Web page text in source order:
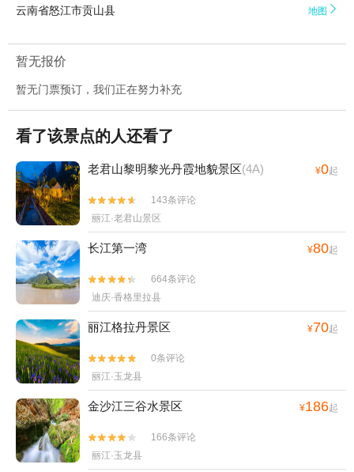
云南省怒江市贡山县 地图 
暂无报价
暂无门票预订，我们正在努力补充
看了该景点的人还看了
老君山黎明黎光丹霞地貌景区(4A) ¥0起


143条评论
丽江·老君山景区
长江第一湾 ¥80起


664条评论
迪庆·香格里拉县
丽江格拉丹景区 ¥70起


0条评论
丽江·玉龙县
金沙江三谷水景区 ¥186起


166条评论
丽江·玉龙县